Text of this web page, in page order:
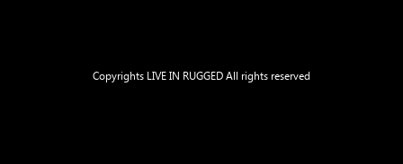
Copyrights LIVE IN RUGGED All rights reserved